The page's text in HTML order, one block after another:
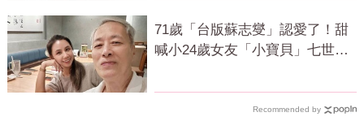
71歲「台版蘇志燮」認愛了！甜
喊小24歲女友「小寶貝」七世情
Recommended by